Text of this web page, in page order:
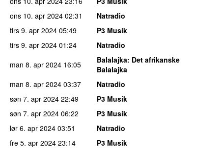
ons 10. apr 2024 02:31
Natradio
tirs 9. apr 2024 05:49
P3 Musik
tirs 9. apr 2024 01:24
Natradio
man 8. apr 2024 16:05 Balalajka: Det afrikanske
Balalajka
man 8. apr 2024 03:37
Natradio
søn 7. apr 2024 22:49
P3 Musik
søn 7. apr 2024 06:22
P3 Musik
lør 6. apr 2024 03:51
Natradio
fre 5. apr 2024 23:14
P3 Musik